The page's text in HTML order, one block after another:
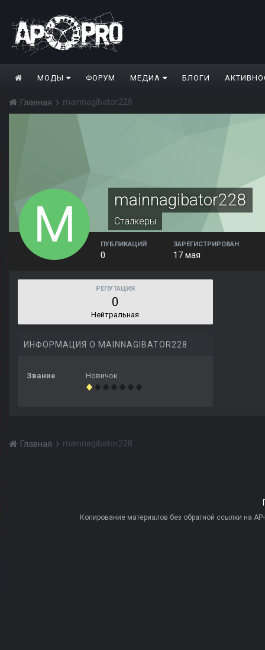
МОДЫ ФОРУМ МЕДИА БЛОГИ
Главная mainnagibator228
mainnagibator228
Сталкеры
ПУБЛИКАЦИЙ
0
ЗАРЕГИСТРИРОВАН
17 мая
РЕПУТАЦИЯ
0
Нейтральная
ИНФОРМАЦИЯ О MAINNAGIBATOR228
Звание Новичок
Главная mainnagibator228
Копирование материалов без обратной ссылки на